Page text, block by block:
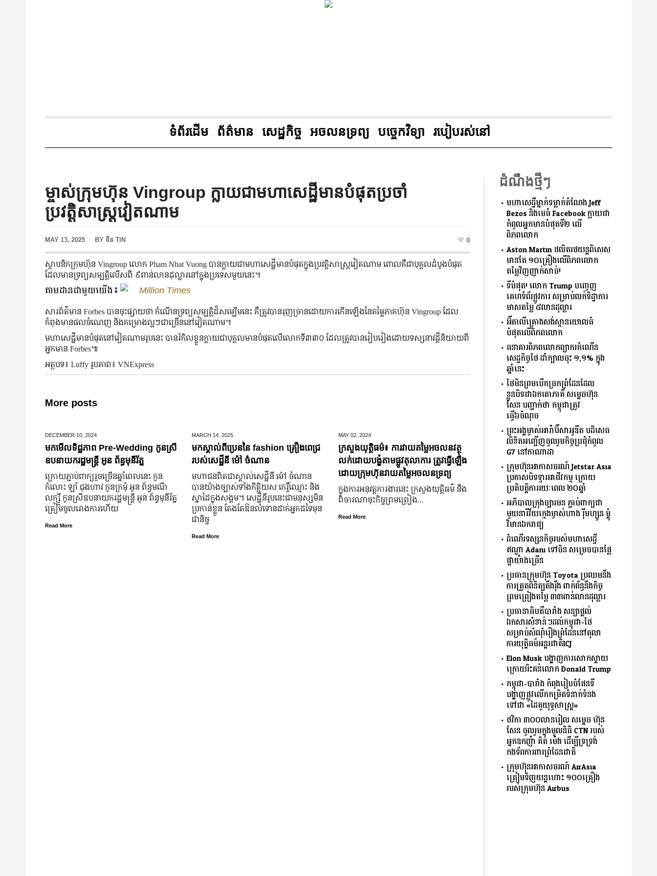
ទំព័រដើម ព័ត៌មាន សេដ្ឋកិច្ច អចលនទ្រព្យ បច្ចេកវិទ្យា របៀបរស់នៅ
ម្ចាស់ក្រុមហ៊ុន Vingroup ក្លាយជាមហាសេដ្ឋីមានបំផុតប្រចាំ
ប្រវត្តិសាស្ត្រវៀតណាម
MAY 13, 2025 BY ទីន TIN 0
ស្ថាបនិកក្រុមហ៊ុន Vingroup លោក Pham Nhat Vuong បានក្លាយជាមហាសេដ្ឋីមានបំផុតក្នុងប្រវត្តិសាស្ត្រវៀតណាម ពោលគឺជាបុគ្គលដំបូងបំផុត
ដែលមានទ្រព្យសម្បត្តិលើសពី ៩ពាន់លានដុល្លារនៅក្នុងប្រទេសមួយនេះ។
តាមដានជាមួយយើង៖ Million Times
សារព័ត៌មាន Forbes បានចុះផ្សាយថា កំណើនទ្រព្យសម្បត្តិដ៏សម្បើមនេះ គឺត្រូវបានរុញច្រានដោយការកើនឡើងនៃតម្លៃភាគហ៊ុន Vingroup ដែល
កំពុងមានផលចំណេញ និងគម្រោងល្អៗជាច្រើននៅវៀតណាម។
មហាសេដ្ឋីមានបំផុតនៅវៀតណាមរូបនេះ បានរំកិលខ្លួនក្លាយជាបុគ្គលមានបំផុតលើលោកទី៣៣០ ដែលត្រូវបានរៀបរៀងដោយទស្សនាវដ្ដីនិយាយពី
អ្នកមាន Forbes៕
អត្ថបទ៖ Luffy រូបភាព៖ VNExpress
More posts
DECEMBER 10, 2024
មកមើលទិដ្ឋភាព Pre-Wedding កូនស្រី
ឧបនាយករដ្ឋមន្រ្តី អូន ព័ន្ធមុនីរ័ត្ន
ក្រោយ​ភ្ជាប់​ពាក្យ​រួច​ច្រើន​ឆ្នាំ​ពេលនេះ កូន
កំលោះ ឡាំ ជុងហាវ កូនក្រមុំ អូន ព័ន្ធមណី
លក្ស្មី កូនស្រី​ឧបនាយករដ្ឋមន្ត្រី អូន ព័ន្ធមុនីរ័ត្ន
ត្រៀម​ចូល​រោងការ​ហើយ
Read More
MARCH 14, 2025
មកស្គាល់ពីប្រេននៃ​ fashion គ្រឿងពេជ្រ
របស់សេដ្ឋីនី ម៉ៅ ចំណាន
មហាជន​ពិតជា​ស្គាល់​សេដ្ឋី​នី ម៉ៅ ចំណាន
បាន​យ៉ាង​ច្បាស់​ទាំង​កិត្តិយស កេរ្តិ៍ឈ្មោះ និង​
ស្នាដៃ​ក្នុង​សង្គម។ សេដ្ឋី​នី​រូប​នេះ​ជា​មនុស្ស​មិន​
ប្រកាន់​ខ្លួន តែងតែ​ឱនលំទោន​ដាក់​អ្នក​ដទៃ​មុន​
ជានិច្ច
Read More
MAY 02, 2024
ក្រសួងយុត្តិធម៌៖ ការវាយតម្លៃអចលនវត្ថុ
លក់ដោយបង្ខំតាមផ្លូវតុលាការ ត្រូវធ្វើឡើង
ដោយក្រុមហ៊ុនវាយតម្លៃអចលនទ្រព្យ
ក្នុងការអនុវត្តការងារនេះ ក្រសួងយុត្តិធម៌ នឹង
ពិចារណាចុះកិច្ចព្រមព្រៀង...
Read More
ដំណឹងថ្មីៗ
មហាសេដ្ឋីម្នាក់ទម្លាក់តំណែង Jeff
Bezos និងមេធំ Facebook ក្លាយជា
កំពូលអ្នកមានបំផុតទី២ លើ
ពិភពលោក
Aston Martin ផលិតរថយន្តពិសេស
មានតែ ១០គ្រឿងលើពិភពលោក
តម្លៃវិញញាក់សាច់!
ទីបំផុត! លោក Trump បញ្ចេញ
គេហទំព័រផ្លូវការ សម្រាប់លក់ទិដ្ឋាការ
មាសតម្លៃ ៥លានដុល្លារ
អ៊ីតាលីគ្រោងសង់ស្ពានយោលធំ
បំផុតលើពិភពលោក
ធនាគារពិភពលោកព្យាករកំណើន
សេដ្ឋកិច្ចថៃ ដាំក្បាលចុះ ១,១% ក្នុង
ឆ្នាំនេះ
ថៃមិនព្រមបើកច្រកព្រំដែនដែល
ខ្លួនបិទជាឯកតោភាគី សម្តេចហ៊ុន
សែន បញ្ជាក់ថា កម្ពុជាត្រូវ
ធ្វើ៦ចំណុច
ព្រះអង្គម្ចាស់អារ៉ាប៊ីសាអូឌីត បដិសេធ
លិខិតអញ្ជើញចូលរួមកិច្ចប្រជុំកំពូល
G7 នៅកាណាដា
ក្រុមហ៊ុនអាកាសចរណ៍ Jetstar Asia
ប្រកាសបិទទ្វារអាជីវកម្ម ក្រោយ
ប្រតិបត្តិការរយៈពេល ២០ឆ្នាំ
អភិបាលក្រុងច្បារមន ភ្ជាប់ពាក្យជា
មួយនារីវ័យក្មេងម្ចាស់ហាង រ៉ីមហ្សូន ម្តុំ
វិមានឯករាជ្យ
ដំណើរទស្សនកិច្ចរបស់មហាសេដ្ឋី
ឥណ្ឌា Adani ទៅចិន សម្រេចបានផ្លែ
ផ្កាយ៉ាងច្រើន
ប្រធានក្រុមហ៊ុន Toyota ប្រឈមនឹង
ការត្រួតពិនិត្យតឹងរ៉ឹង ពាក់ព័ន្ធនឹងកិច្ច
ព្រមព្រៀងតម្លៃ ៣៣ពាន់លានដុល្លារ
ប្រធានាធិបតីបារាំង សន្យាផ្ដល់
ឯកសារសំខាន់ៗដល់កម្ពុជា-ថៃ
សម្រាប់សំណុំរឿងព្រំដែននៅតុលា
ការយុតិ្តធម៌អន្តរជាតិICJ
Elon Musk បង្ហាញការសោកស្ដាយ
ក្រោយរិះគន់លោក Donald Trump
កម្ពុជា-បារាំង កំពុងរៀបចំផែនទី
បង្ហាញផ្លូវលើកកម្រិតទំនាក់ទំនង
ទៅជា «ដៃគូយុទ្ធសាស្ត្រ»
ថវិកា ៣០០លានរៀល សម្តេច ហ៊ុន
សែន ចូលរួមក្នុងមូលនិធិ CTN របស់
អ្នកឧកញ៉ា គិត ម៉េង ដើម្បីទ្រទ្រង់
កងទ័ពការពារព្រំដែនជាតិ
ក្រុមហ៊ុនអាកាសចរណ៍ AirAsia
ត្រៀមទិញយន្តហោះ ១០០គ្រឿង
របស់ក្រុមហ៊ុន Airbus